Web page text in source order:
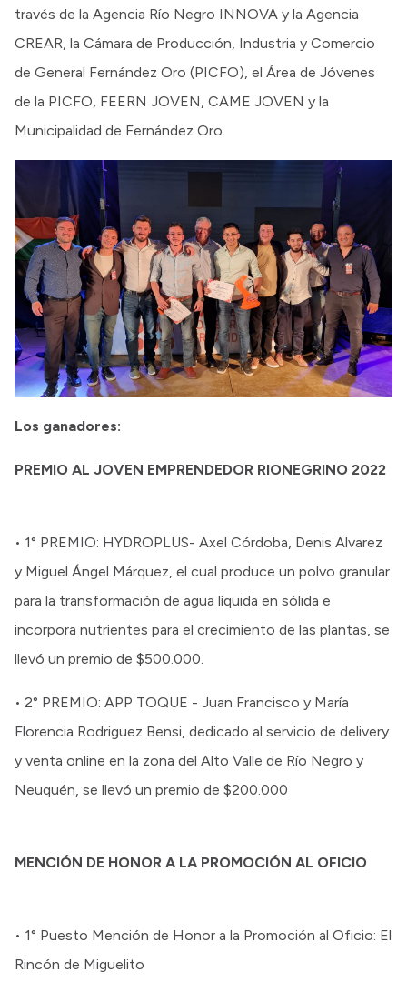
través de la Agencia Río Negro INNOVA y la Agencia
CREAR, la Cámara de Producción, Industria y Comercio
de General Fernández Oro (PICFO), el Área de Jóvenes
de la PICFO, FEERN JOVEN, CAME JOVEN y la
Municipalidad de Fernández Oro.
Los ganadores:
PREMIO AL JOVEN EMPRENDEDOR RIONEGRINO 2022
• 1° PREMIO: HYDROPLUS- Axel Córdoba, Denis Alvarez
y Miguel Ángel Márquez, el cual produce un polvo granular
para la transformación de agua líquida en sólida e
incorpora nutrientes para el crecimiento de las plantas, se
llevó un premio de $500.000.
• 2° PREMIO: APP TOQUE - Juan Francisco y María
Florencia Rodriguez Bensi, dedicado al servicio de delivery
y venta online en la zona del Alto Valle de Río Negro y
Neuquén, se llevó un premio de $200.000
MENCIÓN DE HONOR A LA PROMOCIÓN AL OFICIO
• 1° Puesto Mención de Honor a la Promoción al Oficio: El
Rincón de Miguelito